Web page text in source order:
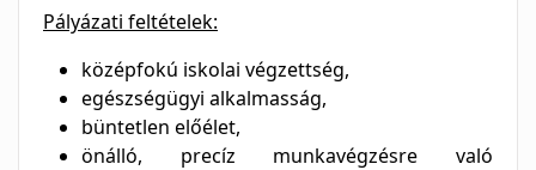
Pályázati feltételek:
középfokú iskolai végzettség,
egészségügyi alkalmasság,
büntetlen előélet,
önálló, precíz munkavégzésre való